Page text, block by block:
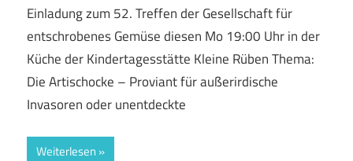
Einladung zum 52. Treffen der Gesellschaft für
entschrobenes Gemüse diesen Mo 19:00 Uhr in der
Küche der Kindertagesstätte Kleine Rüben Thema:
Die Artischocke – Proviant für außerirdische
Invasoren oder unentdeckte
Weiterlesen